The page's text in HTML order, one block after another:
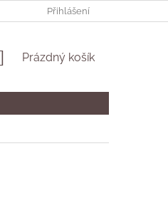
Přihlášení
NÁKUPNÍ
Prázdný košík